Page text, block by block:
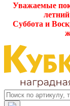
Уважаемые
Суббота и